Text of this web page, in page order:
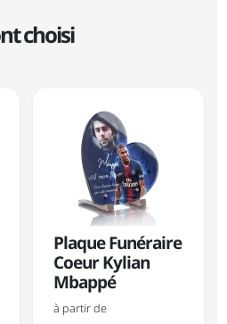
choisi
Plaque Funéraire
Coeur Kylian
Mbappé
à partir de